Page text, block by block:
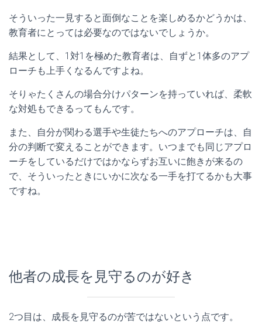
そういった一見すると面倒なことを楽しめるかどうかは、
教育者にとっては必要なのではないでしょうか。
結果として、1対1を極めた教育者は、自ずと1体多のアプ
ローチも上手くなるんですよね。
そりゃたくさんの場合分けパターンを持っていれば、柔軟
な対処もできるってもんです。
また、自分が関わる選手や生徒たちへのアプローチは、自
分の判断で変えることができます。いつまでも同じアプロ
ーチをしているだけではかならずお互いに飽きが来るの
で、そういったときにいかに次なる一手を打てるかも大事
ですね。
他者の成長を見守るのが好き
2つ目は、成長を見守るのが苦ではないという点です。